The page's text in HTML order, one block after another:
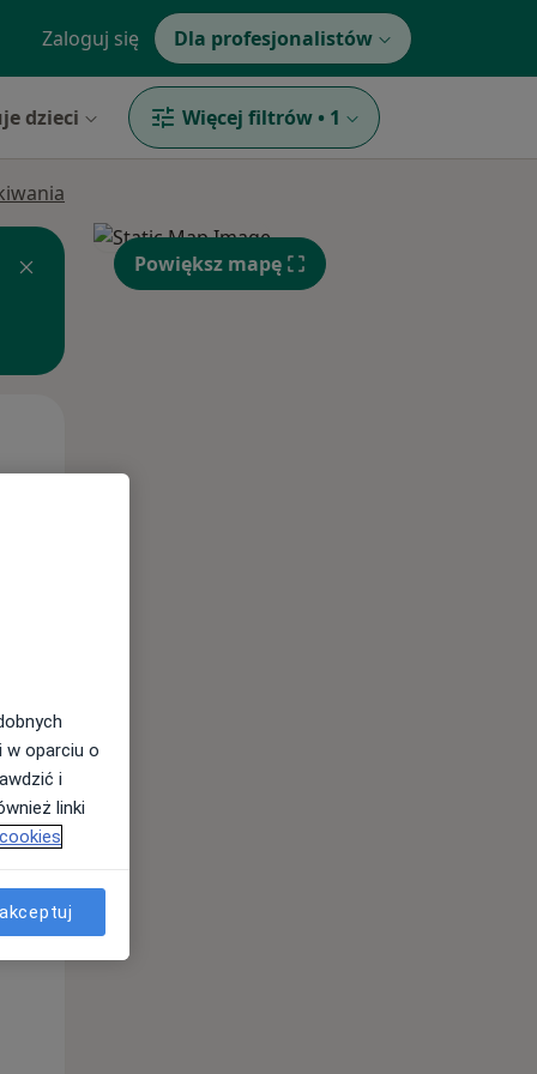
Zaloguj się Dla profesjonalistów
dzieci Więcej filtrów • 1
12 Sie
Powiększ mapę
w oparciu o
i
linki